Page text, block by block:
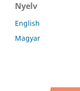
Nyelv
English
Magyar